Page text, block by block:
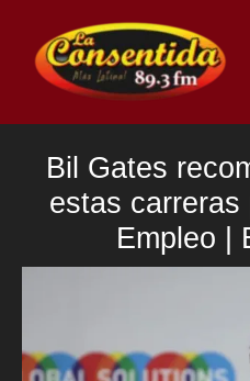
contenido
Bil Gates
estas carreras
Empleo |